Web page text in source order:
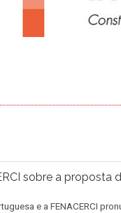
sobre a proposta
e a FENACERCI